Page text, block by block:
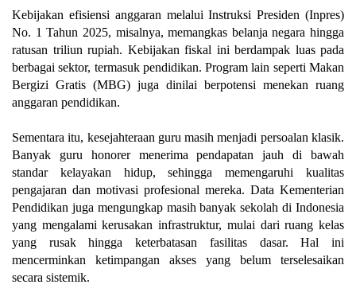
Kebijakan efisiensi anggaran melalui Instruksi Presiden (Inpres)
No. 1 Tahun 2025, misalnya, memangkas belanja negara hingga
ratusan triliun rupiah. Kebijakan fiskal ini berdampak luas pada
berbagai sektor, termasuk pendidikan. Program lain seperti Makan
Bergizi Gratis (MBG) juga dinilai berpotensi menekan ruang
anggaran pendidikan.
Sementara itu, kesejahteraan guru masih menjadi persoalan klasik.
Banyak guru honorer menerima pendapatan jauh di bawah
standar kelayakan hidup, sehingga memengaruhi kualitas
pengajaran dan motivasi profesional mereka. Data Kementerian
Pendidikan juga mengungkap masih banyak sekolah di Indonesia
yang mengalami kerusakan infrastruktur, mulai dari ruang kelas
yang rusak hingga keterbatasan fasilitas dasar. Hal ini
mencerminkan ketimpangan akses yang belum terselesaikan
secara sistemik.